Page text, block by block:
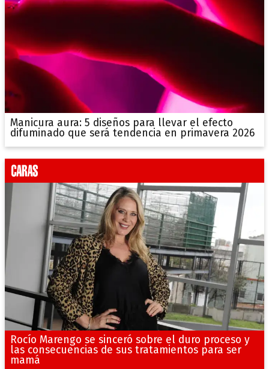
Manicura aura: 5 diseños para llevar el efecto
difuminado que será tendencia en primavera 2026
Rocío Marengo se sinceró sobre el duro proceso y
las consecuencias de sus tratamientos para ser
mamá